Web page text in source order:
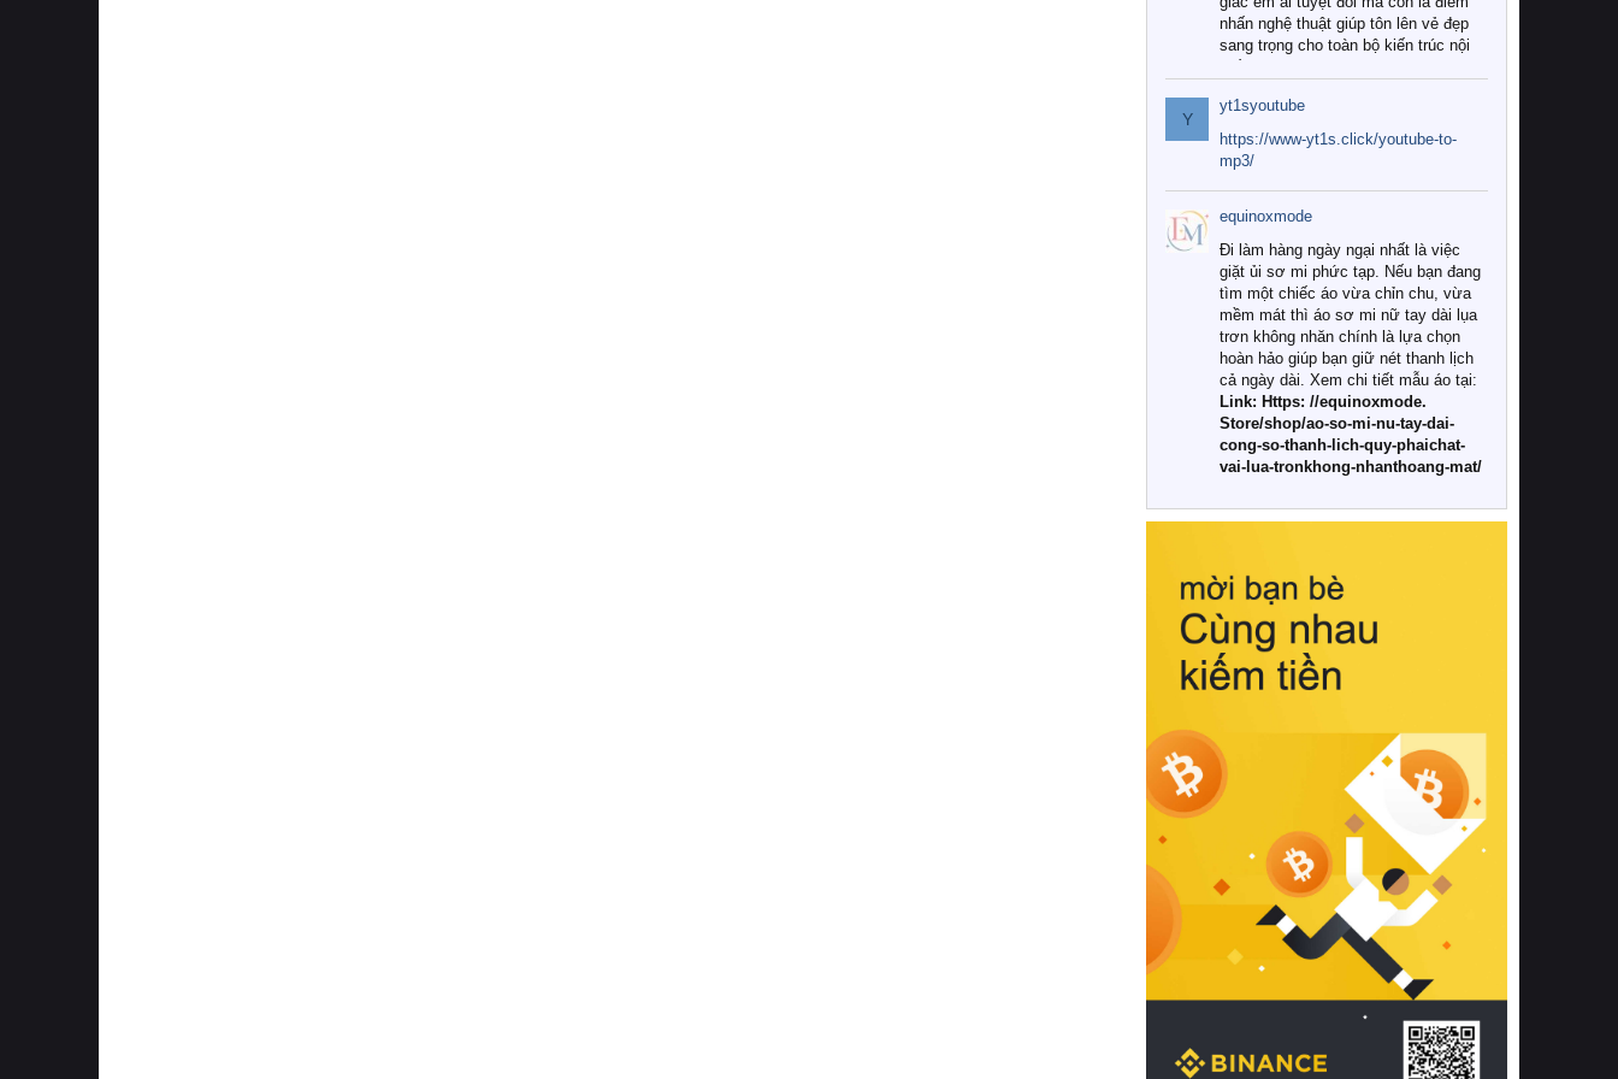
nhấn nghệ thuật giúp tôn lên vẻ đẹp
sang trọng cho toàn bộ kiến trúc nội
Tuy nhiên, giữa thị trường đa dạng
với vô vàn thương hiệu và mẫu mã
như hiện nay, làm thế nào để chọn
được những bộ chăn ga gối đệm cao
cấp thực sự chất lượng, phù hợp với
khí hậu và nhu cầu sử dụng của gia
đình? Hãy cùng chúng tôi đi tìm lời
giải đáp chi tiết qua bài viết dưới đây.
1. Tại sao các gia đình hiện đại lại ưa
chuộng chăn ga gối đệm cao cấp?
Khác với các dòng sản phẩm thông
thường, những bộ chăn ga gối đệm
cao cấp trải qua quy trình sản xuất
nghiêm ngặt từ khâu chọn lọc nguyên
liệu tự nhiên đến công nghệ dệt
nhuộm hiện đại không chứa hóa chất
này, bạn sẽ cảm nhận rõ rệt sự khác
hồi chuẩn xác của phần đệm nâng đỡ
cột sống.
Bên cạnh đó, việc lựa chọn các dòng
sản phẩm đạt chuẩn chất lượng quốc
tế còn giúp ngăn ngừa tình trạng kích
khuẩn và nấm mốc trong điều kiện
thời tiết nóng ẩm. Bạn có thể tìm hiểu
thêm các nghiên cứu khoa học về tác
động của giấc ngủ và môi trường
phòng ngủ đối với sức khỏe con
người tại Sleep Foundation (External
Link) để có cái nhìn toàn diện hơn.
2. Các tiêu chí vàng khi lựa chọn
chăn ga gối đệm cao cấp cho phòng
ngủ
Để sở hữu một bộ chăn ga gối đệm
cao cấp hoàn hảo cả về thẩm mỹ lẫn
công năng, người tiêu dùng cần cân
nhắc kỹ lưỡng các tiêu chí quan trọng
Y
yt1syoutube
https://www-yt1s.click/youtube-to-
mp3/
equinoxmode
Đi làm hàng ngày ngại nhất là việc
giặt ủi sơ mi phức tạp. Nếu bạn đang
tìm một chiếc áo vừa chỉn chu, vừa
mềm mát thì áo sơ mi nữ tay dài lụa
trơn không nhăn chính là lựa chọn
hoàn hảo giúp bạn giữ nét thanh lịch
cả ngày dài. Xem chi tiết mẫu áo tại:
Link: Https: //equinoxmode.
Store/shop/ao-so-mi-nu-tay-dai-
cong-so-thanh-lich-quy-phaichat-
vai-lua-tronkhong-nhanthoang-mat/